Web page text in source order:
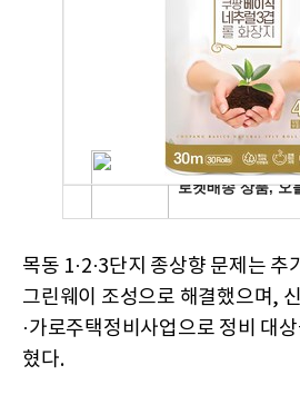
목동 1·2·3단지 종상향 문제는 추
그린웨이 조성으로 해결했으며,
·가로주택정비사업으로 정비 대
혔다.